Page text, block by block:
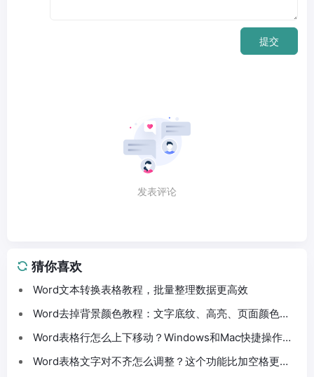
提交
发表评论
猜你喜欢
Word文本转换表格教程，批量整理数据更高效
Word去掉背景颜色教程：文字底纹、高亮、页面颜色这
样处理
Word表格行怎么上下移动？Windows和Mac快捷操作分
Word表格文字对不齐怎么调整？这个功能比加空格更方